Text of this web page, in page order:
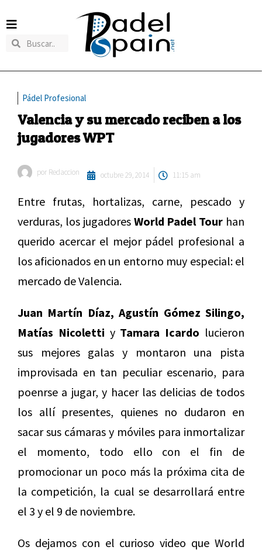
Pádel Profesional
Valencia y su mercado reciben a los
jugadores WPT
por Redaccion octubre 29, 2014 11:15 am
Entre frutas, hortalizas, carne, pescado y
verduras, los jugadores World Padel Tour han
querido acercar el mejor pádel profesional a
los aficionados en un entorno muy especial: el
mercado de Valencia.
Juan Martín Díaz, Agustín Gómez Silingo,
Matías Nicoletti yTamara Icardo lucieron
sus mejores galas y montaron una pista
improvisada en tan peculiar escenario, para
poenrse a jugar, y hacer las delicias de todos
los allí presentes, quienes no dudaron en
sacar sus cámaras y móviles para inmortalizar
el momento, todo ello con el fin de
promocionar un poco más la próxima cita de
la competición, la cual se desarrollará entre
el 3 y el 9 de noviembre.
Os dejamos con el curioso video que World